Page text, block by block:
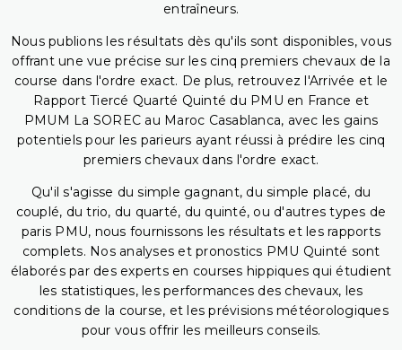
entraîneurs.
Nous publions les résultats dès qu'ils sont disponibles, vous
offrant une vue précise sur les cinq premiers chevaux de la
course dans l'ordre exact. De plus, retrouvez l'Arrivée et le
Rapport Tiercé Quarté Quinté du PMU en France et
PMUM La SOREC au Maroc Casablanca, avec les gains
potentiels pour les parieurs ayant réussi à prédire les cinq
premiers chevaux dans l'ordre exact.
Qu'il s'agisse du simple gagnant, du simple placé, du
couplé, du trio, du quarté, du quinté, ou d'autres types de
paris PMU, nous fournissons les résultats et les rapports
complets. Nos analyses et pronostics PMU Quinté sont
élaborés par des experts en courses hippiques qui étudient
les statistiques, les performances des chevaux, les
conditions de la course, et les prévisions météorologiques
pour vous offrir les meilleurs conseils.